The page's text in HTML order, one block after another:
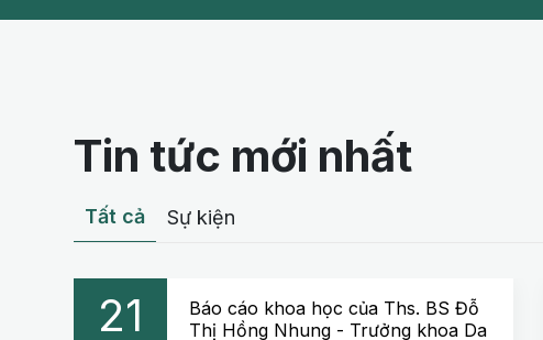
Tin tức mới nhất
Tất cả Sự kiện
21
Báo cáo khoa học của Ths. BS Đỗ
Thị Hồng Nhung - Trưởng khoa Da